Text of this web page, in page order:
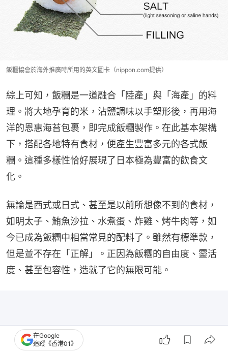
飯糰協會於海外推廣時所用的英文圖卡（nippon.com提供）
綜上可知，飯糰是一道融合「陸產」與「海產」的料
理。將大地孕育的米，沾鹽調味以手塑形後，再用海
洋的恩惠海苔包裹，即完成飯糰製作。在此基本架構
下，搭配各地特有食材，便產生豐富多元的各式飯
糰。這種多樣性恰好展現了日本極為豐富的飲食文
化。
無論是西式或日式、甚至是以前所想像不到的食材，
如明太子、鮪魚沙拉、水煮蛋、炸雞、烤牛肉等，如
今已成為飯糰中相當常見的配料了。雖然有標準款，
但是並不存在「正解」。正因為飯糰的自由度、靈活
度、甚至包容性，造就了它的無限可能。
在Google
追蹤《香港01》